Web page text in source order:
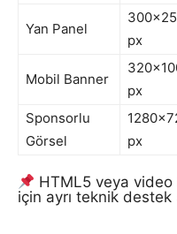
Yan Panel
px
Mobil Banner
px
Sponsorlu
Görsel
px
HTML5 veya
için ayrı teknik destek